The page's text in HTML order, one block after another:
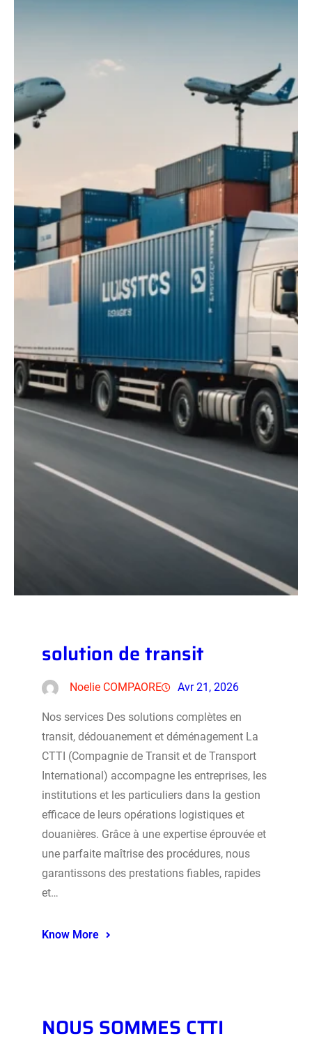
solution de transit
Noelie COMPAORE Avr 21, 2026
Nos services Des solutions complètes en
transit, dédouanement et déménagement La
CTTI (Compagnie de Transit et de Transport
International) accompagne les entreprises, les
institutions et les particuliers dans la gestion
efficace de leurs opérations logistiques et
douanières. Grâce à une expertise éprouvée et
une parfaite maîtrise des procédures, nous
garantissons des prestations fiables, rapides
et…
Know More
NOUS SOMMES CTTI